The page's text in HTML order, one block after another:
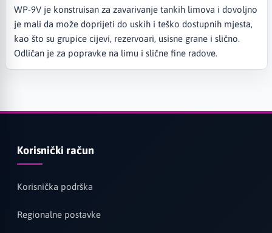
WP-9V je konstruisan za zavarivanje tankih limova i dovoljno
je mali da može doprijeti do uskih i teško dostupnih mjesta,
kao što su grupice cijevi, rezervoari, usisne grane i slično.
Odličan je za popravke na limu i slične fine radove.
Korisnički račun
Korisnička podrška
Regionalne postavke